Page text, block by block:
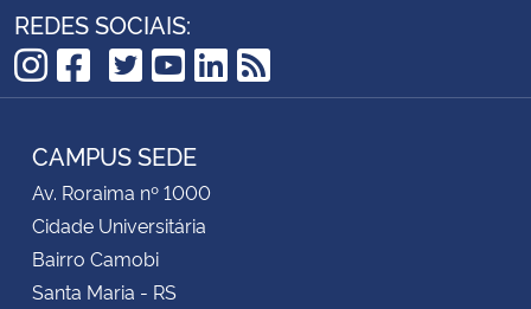
REDES SOCIAIS:
Instagram
Facebook
TikTok
Twitter
YouTube
LinkedIn
RSS
CAMPUS SEDE
Av. Roraima nº 1000
Cidade Universitária
Bairro Camobi
Santa Maria - RS